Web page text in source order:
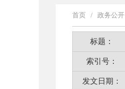
首页 / 政务公开
标题：
索引号：
发文日期：